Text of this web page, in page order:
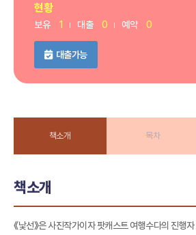
현황
보유 1 대출 0 예약 0
대출가능
책소개 목차
책소개
《낯선》은 사진작가이자 팟캐스트 여행수다의 진행